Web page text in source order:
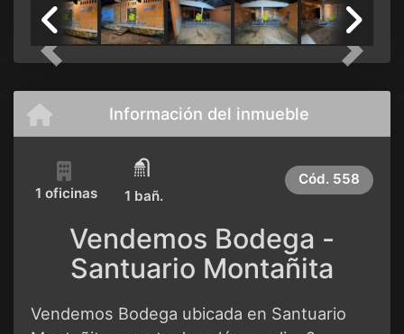
Previous Next
Información del inmueble
1 oficinas 1 bañ.
Cód. 558
Vendemos Bodega -
Santuario Montañita
Vendemos Bodega ubicada en Santuario